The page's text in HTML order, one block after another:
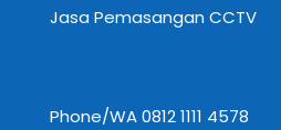
Jasa Pemasangan CCTV
Phone/WA 0812 1111 4578